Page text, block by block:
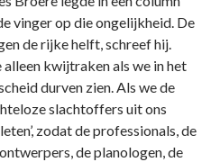
vinger op die ongelijkheid. De
de rijke helft, schreef hij.
alleen kwijtraken als we in het
durven zien. Als we de
slachtoffers uit ons
zodat de professionals, de
de planologen, de